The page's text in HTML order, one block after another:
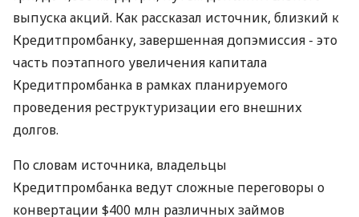
выпуска акций. Как рассказал источник, близкий к
Кредитпромбанку, завершенная допэмиссия - это
часть поэтапного увеличения капитала
Кредитпромбанка в рамках планируемого
проведения реструктуризации его внешних
долгов.
По словам источника, владельцы
Кредитпромбанка ведут сложные переговоры о
конвертации $400 млн различных займов